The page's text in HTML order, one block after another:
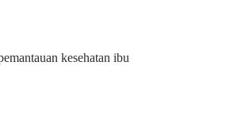
kesehatan ibu